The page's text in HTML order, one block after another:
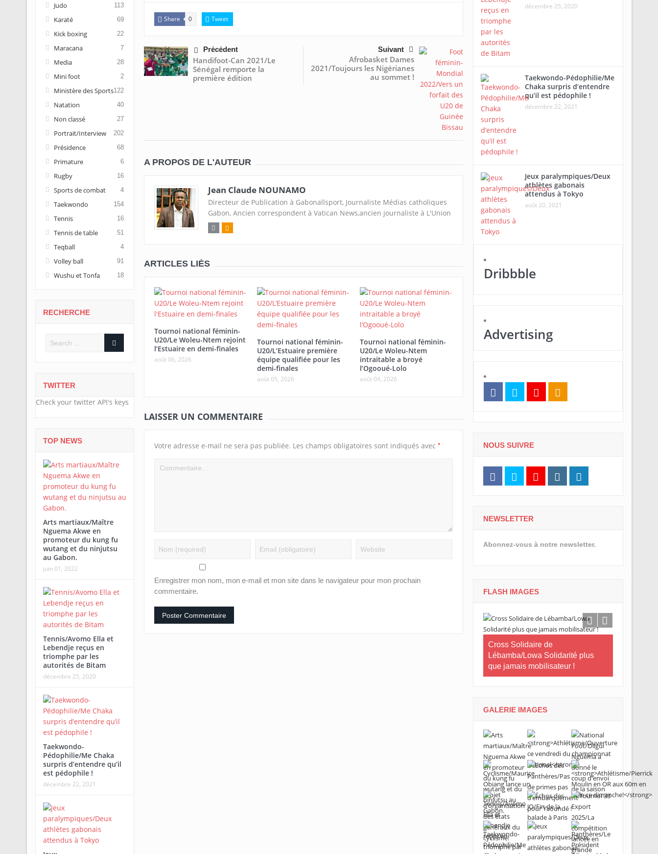
Share 0 Tweet
Précédent
Handifoot-Can 2021/Le
Sénégal remporte la
première édition
Suivant
Afrobasket Dames
2021/Toujours les Nigérianes
au sommet !
A PROPOS DE L'AUTEUR
Jean Claude NOUNAMO
Directeur de Publication à Gabonallsport, Journaliste Médias catholiques
Gabon, Ancien correspondent à Vatican News,ancien journaliste à L'Union
ARTICLES LIÉS
Tournoi national féminin-
U20/Le Woleu-Ntem rejoint
l’Estuaire en demi-finales
août 06, 2026
Tournoi national féminin-
U20/L’Estuaire première
équipe qualifiée pour les
demi-finales
août 05, 2026
Tournoi national féminin-
U20/Le Woleu-Ntem
intraitable a broyé
l’Ogooué-Lolo
août 04, 2026
LAISSER UN COMMENTAIRE
Votre adresse e-mail ne sera pas publiée. Les champs obligatoires sont indiqués avec *
Enregistrer mon nom, mon e-mail et mon site dans le navigateur pour mon prochain
commentaire.
Judo 113
Karaté 69
Kick boxing 22
Maracana 7
Media 28
Mini foot 2
Ministère des Sports122
Natation 40
Non classé 27
Portrait/Interview 202
Présidence 68
Primature 6
Rugby 16
Sports de combat 4
Taekwondo 154
Tennis 16
Tennis de table 51
Teqball 4
Volley ball 91
Wushu et Tonfa 18
RECHERCHE
TWITTER
Check your twitter API's keys
TOP NEWS
Arts martiaux/Maître
Nguema Akwe en
promoteur du kung fu
wutang et du ninjutsu
au Gabon.
juin 01, 2022
Tennis/Avomo Ella et
Lebendje reçus en
triomphe par les
autorités de Bitam
décembre 25, 2020
Taekwondo-
Pédophilie/Me Chaka
surpris d’entendre qu’il
est pédophile !
décembre 22, 2021
décembre 25, 2020
Taekwondo-Pédophilie/Me
Chaka surpris d’entendre
qu’il est pédophile !
décembre 22, 2021
Jeux paralympiques/Deux
athlètes gabonais
attendus à Tokyo
août 20, 2021
Dribbble
Advertising
NOUS SUIVRE
NEWSLETTER
Abonnez-vous à notre newsletter.
FLASH IMAGES
Cross Solidaire de
Lébamba/Lowa Solidarité plus
que jamais mobilisateur !
GALERIE IMAGES